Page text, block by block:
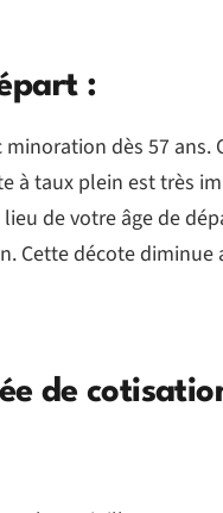
:
dès 57 ans.
à taux plein est très
de votre âge de
Cette décote diminue
de